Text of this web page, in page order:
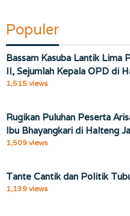
Populer
Bassam Kasuba Lantik Lima
II, Sejumlah Kepala OPD di
1,515 views
Rugikan Puluhan Peserta
Ibu Bhayangkari di Halteng
1,509 views
Tante Cantik dan Politik
1,139 views